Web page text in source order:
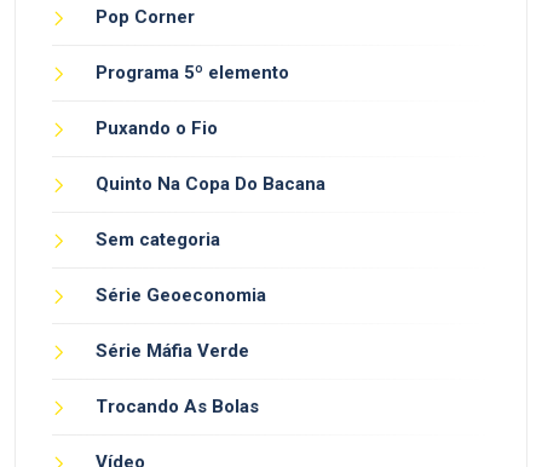
Pop Corner
Programa 5º elemento
Puxando o Fio
Quinto Na Copa Do Bacana
Sem categoria
Série Geoeconomia
Série Máfia Verde
Trocando As Bolas
Vídeo